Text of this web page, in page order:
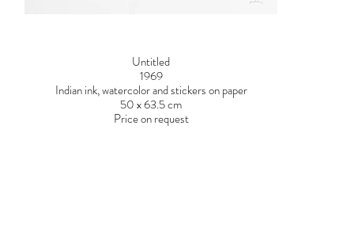
Untitled
1969
Indian ink, watercolor and stickers on paper
50 x 63.5 cm
Price on request